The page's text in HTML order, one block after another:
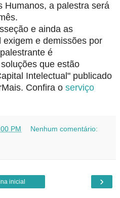
Humanos, a palestra será
e ainda as
e demissões por
é
que estão
Intelectual" publicado
Confira o serviço
PM Nenhum comentário:
›
inicial